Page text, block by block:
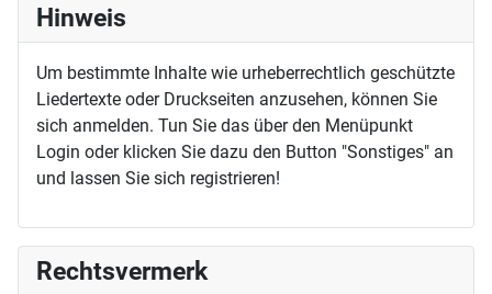
Hinweis
Um bestimmte Inhalte wie urheberrechtlich geschützte
Liedertexte oder Druckseiten anzusehen, können Sie
sich anmelden. Tun Sie das über den Menüpunkt
Login oder klicken Sie dazu den Button "Sonstiges" an
und lassen Sie sich registrieren!
Rechtsvermerk